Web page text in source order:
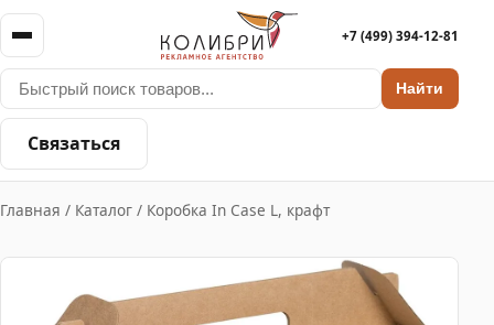
Найти
+7 (499) 394-12-81
Связаться
Главная / Каталог / Коробка In Case L, крафт